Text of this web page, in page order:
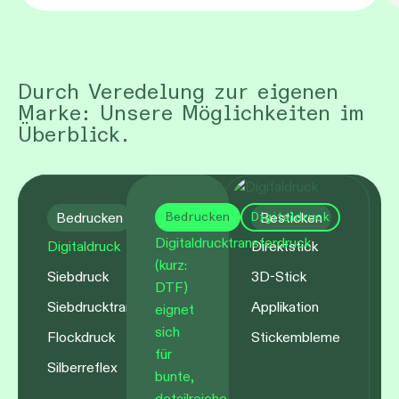
Durch Veredelung zur eigenen
Marke: Unsere Möglichkeiten im
Überblick.
Bedrucken
Digitaldruck
Siebdruck
Siebdrucktransfer
Flockdruck
Silberreflex
Besticken
Direktstick
3D-Stick
Applikation
Stickembleme
Bedrucken Digitaldruck
Digitaldrucktransferdruck
(kurz:
DTF)
eignet
sich
für
bunte,